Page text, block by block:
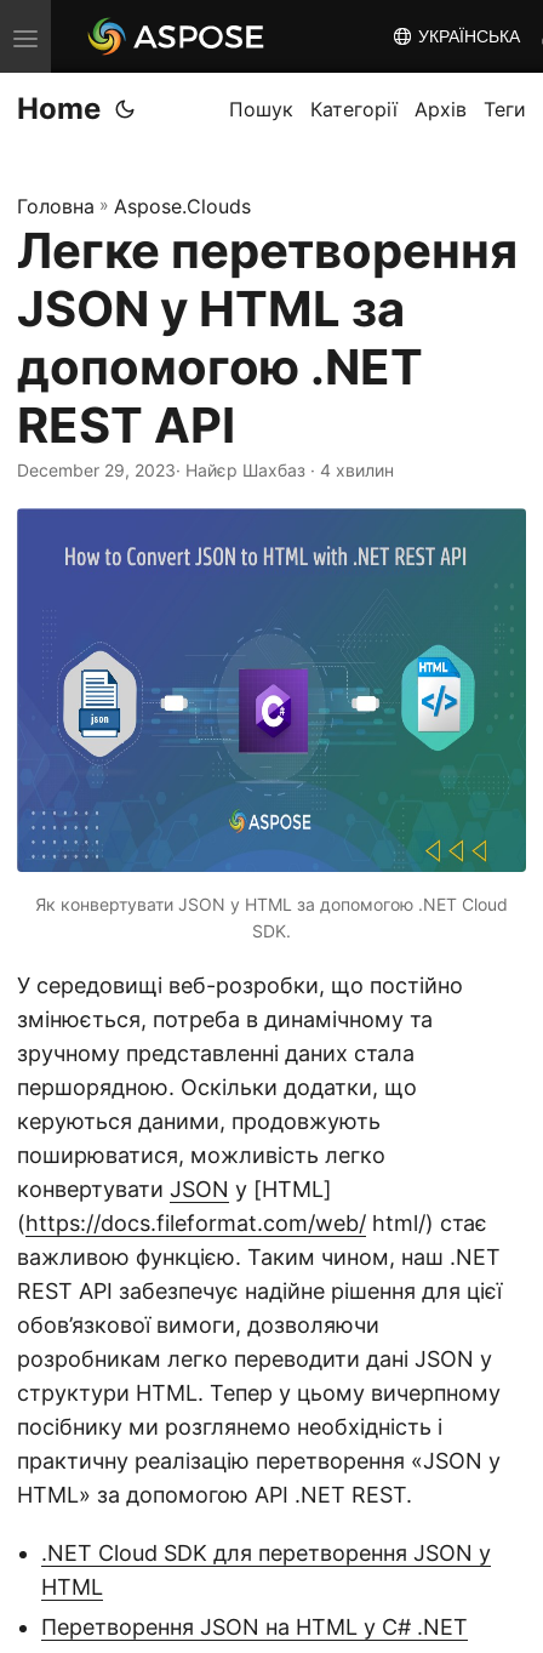
T
o
g
e
n
v
g
a
t
i
o
УКРАЇНСЬКА
Home Пошук Категорії Архів Теги
Головна » Aspose.Clouds
Легке перетворення
JSON у HTML за
допомогою .NET
REST API
December 29, 2023· Найєр Шахбаз · 4 хвилин
Як конвертувати JSON у HTML за допомогою .NET Cloud
SDK.
У середовищі веб-розробки, що постійно
змінюється, потреба в динамічному та
зручному представленні даних стала
першорядною. Оскільки додатки, що
керуються даними, продовжують
поширюватися, можливість легко
конвертувати JSON у [HTML]
(https://docs.fileformat.com/web/ html/) стає
важливою функцією. Таким чином, наш .NET
REST API забезпечує надійне рішення для цієї
обов’язкової вимоги, дозволяючи
розробникам легко переводити дані JSON у
структури HTML. Тепер у цьому вичерпному
посібнику ми розглянемо необхідність і
практичну реалізацію перетворення «JSON у
HTML» за допомогою API .NET REST.
.NET Cloud SDK для перетворення JSON у
HTML
Перетворення JSON на HTML у C# .NET